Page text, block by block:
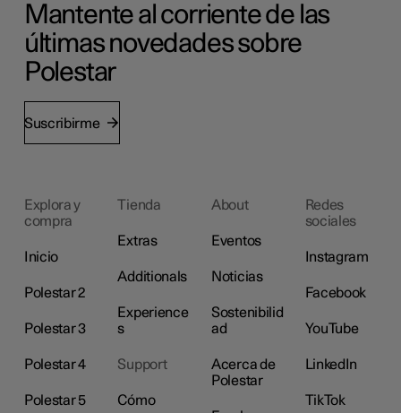
Mantente al corriente de las
últimas novedades sobre
Polestar
Suscribirme
Explora y
compra
Inicio
Polestar 2
Polestar 3
Polestar 4
Polestar 5
Tienda
Extras
Additionals
Experience
s
Support
Cómo
About
Eventos
Noticias
Sostenibilid
ad
Acerca de
Polestar
Redes
sociales
Instagram
Facebook
YouTube
LinkedIn
TikTok